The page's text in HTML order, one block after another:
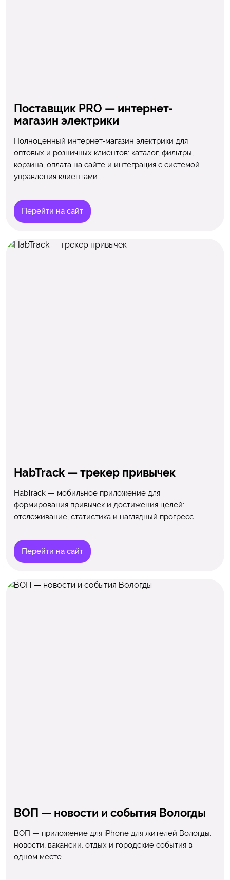
Поставщик PRO — интернет-
магазин электрики
Полноценный интернет-магазин электрики для
оптовых и розничных клиентов: каталог, фильтры,
корзина, оплата на сайте и интеграция с системой
управления клиентами.
Перейти на сайт
HabTrack — трекер привычек
HabTrack — мобильное приложение для
формирования привычек и достижения целей:
отслеживание, статистика и наглядный прогресс.
Перейти на сайт
ВОП — новости и события Вологды
ВОП — приложение для iPhone для жителей Вологды:
новости, вакансии, отдых и городские события в
одном месте.